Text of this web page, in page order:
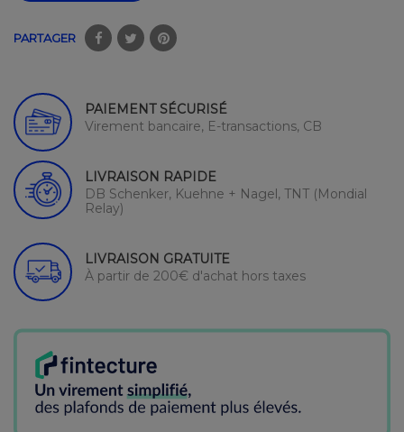
PARTAGER
PAIEMENT SÉCURISÉ
Virement bancaire, E-transactions, CB
LIVRAISON RAPIDE
DB Schenker, Kuehne + Nagel, TNT (Mondial
Relay)
LIVRAISON GRATUITE
À partir de 200€ d'achat hors taxes